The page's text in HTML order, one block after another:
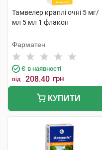
Тамвелер краплі очні 5 мг/
мл 5 мл 1 флакон
Фарматен
Є в наявності
від 208.40 грн
КУПИТИ